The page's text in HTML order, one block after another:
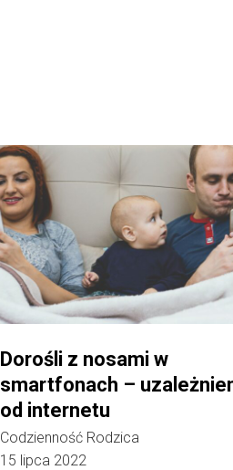
Dorośli z nosami w
smartfonach –
od internetu
Codzienność Rodzica
15 lipca 2022